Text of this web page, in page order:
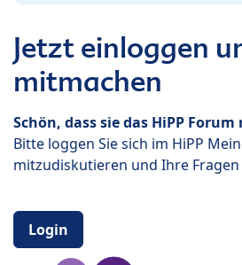
Jetzt einloggen
mitmachen
Schön, dass sie das HiPP
Bitte loggen Sie sich im HiPP
mitzudiskutieren und Ihre Fragen
Login